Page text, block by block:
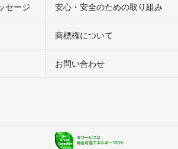
セージ 安心・安全のための取り組み
商標権について
お問い合わせ